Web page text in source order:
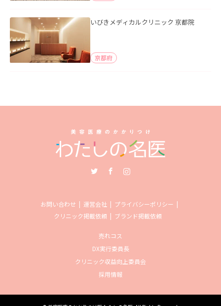
いびきメディカルクリニック 京都院
京都府
お問い合わせ 運営会社
プライバシーポリシー
クリニック掲載依頼
ブランド掲載依頼
売れコス
DX実行委員長
クリニック収益向上委員会
採用情報